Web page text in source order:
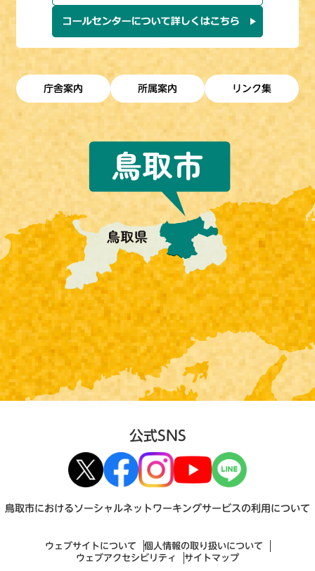
庁舎案内 所属案内 リンク集
公式SNS
鳥取市におけるソーシャルネットワーキングサービスの利用について
ウェブサイトについて
個人情報の取り扱いについて
ウェブアクセシビリティ
サイトマップ